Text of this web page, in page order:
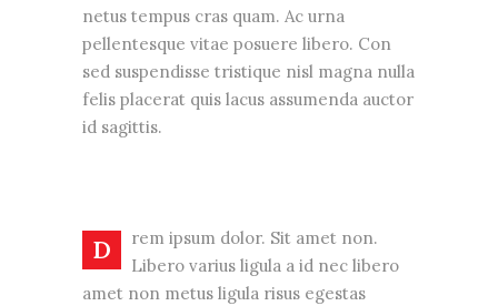
netus tempus cras quam. Ac urna
pellentesque vitae posuere libero. Con
sed suspendisse tristique nisl magna nulla
felis placerat quis lacus assumenda auctor
id sagittis.
D
rem ipsum dolor. Sit amet non.
Libero varius ligula a id nec libero
amet non metus ligula risus egestas